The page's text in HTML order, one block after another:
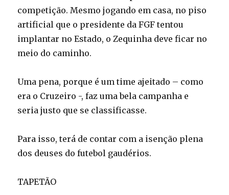
competição. Mesmo jogando em casa, no piso
artificial que o presidente da FGF tentou
implantar no Estado, o Zequinha deve ficar no
meio do caminho.
Uma pena, porque é um time ajeitado – como
era o Cruzeiro -, faz uma bela campanha e
seria justo que se classificasse.
Para isso, terá de contar com a isenção plena
dos deuses do futebol gaudérios.
TAPETÃO